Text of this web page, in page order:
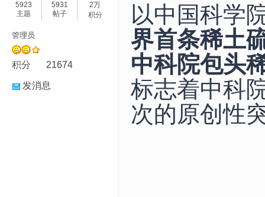
5923
主题
5931
帖子
2万
积分
管理员
积分 21674
发消息
以中国科学
界首条稀土
中科院包头
标志着中科
次的原创性